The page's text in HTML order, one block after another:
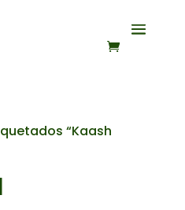
“Kaash